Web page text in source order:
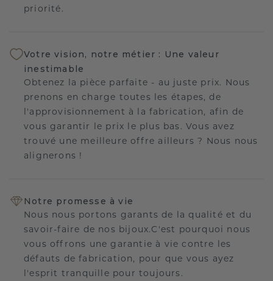
priorité.
Votre vision, notre métier : Une valeur
inestimable
Obtenez la pièce parfaite - au juste prix. Nous
prenons en charge toutes les étapes, de
l'approvisionnement à la fabrication, afin de
vous garantir le prix le plus bas. Vous avez
trouvé une meilleure offre ailleurs ? Nous nous
alignerons !
Notre promesse à vie
Nous nous portons garants de la qualité et du
savoir-faire de nos bijoux.C'est pourquoi nous
vous offrons une garantie à vie contre les
défauts de fabrication, pour que vous ayez
l'esprit tranquille pour toujours.